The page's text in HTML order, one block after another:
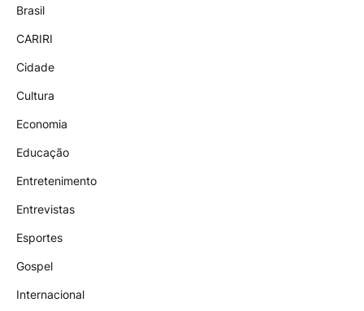
Brasil
CARIRI
Cidade
Cultura
Economia
Educação
Entretenimento
Entrevistas
Esportes
Gospel
Internacional